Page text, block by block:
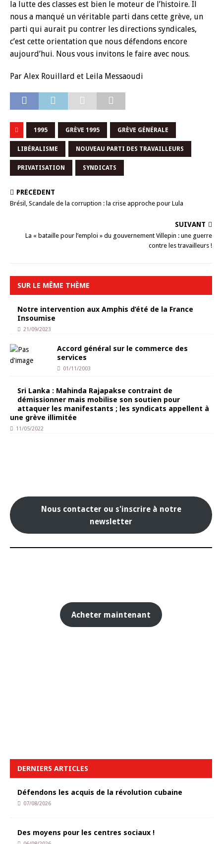
la lutte des classes est bien le moteur de l’histoire. Il
nous a manqué un véritable parti dans cette grève, un
parti qui aurait pu contrer les directions syndicales,
c’est cette orientation que nous défendons encore
aujourd’hui. Nous vous invitons le faire avec nous.
Par Alex Rouillard et Leila Messaoudi
1995 GRÈVE 1995 GRÈVE GÉNÉRALE
LIBÉRALISME NOUVEAU PARTI DES TRAVAILLEURS
PRIVATISATION SYNDICATS
PRÉCÉDENT
Brésil, Scandale de la corruption : la crise approche pour Lula
SUIVANT
La « bataille pour l’emploi » du gouvernement Villepin : une guerre
contre les travailleurs !
SUR LE MÊME THÈME
Notre intervention aux Amphis d’été de la France
Insoumise
21/09/2023
Accord général sur le commerce des
services
01/11/2003
Sri Lanka : Mahinda Rajapakse contraint de
démissionner mais mobilise son soutien pour
attaquer les manifestants ; les syndicats appellent à
une grève illimitée
11/05/2022
Nous contacter ou s'inscrire à notre
newsletter
Acheter maintenant
DERNIERS ARTICLES
Défendons les acquis de la révolution cubaine
07/08/2026
Des moyens pour les centres sociaux !